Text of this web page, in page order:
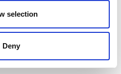
selection
Deny
får du adgang til mere end
som vi kender indgående.
netop dine krav til
hos os.